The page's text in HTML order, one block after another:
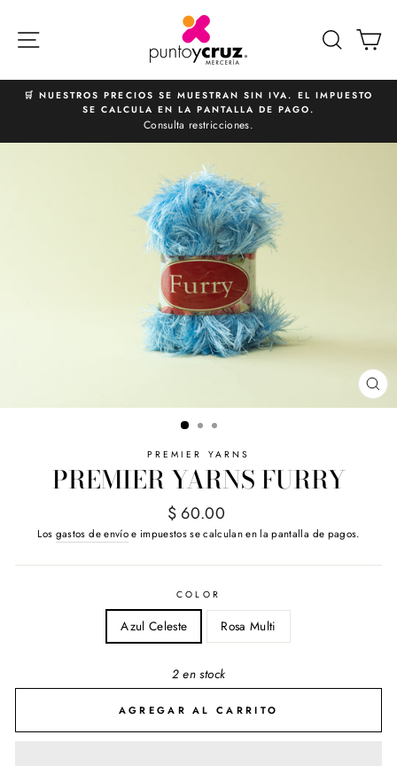
directamente
diapositivas
🛒 NUESTROS PRECIOS SE MUESTRAN SIN IVA. EL IMPUESTO
SE CALCULA EN LA PANTALLA DE PAGO.
Consulta restricciones.
PREMIER YARNS
PREMIER YARNS FURRY
Precio
habitual
$ 60.00
Los gastos de envíoe impuestos se calculan en la pantalla de pagos.
COLOR
Azul Celeste Rosa Multi
2 en stock
AGREGAR AL CARRITO